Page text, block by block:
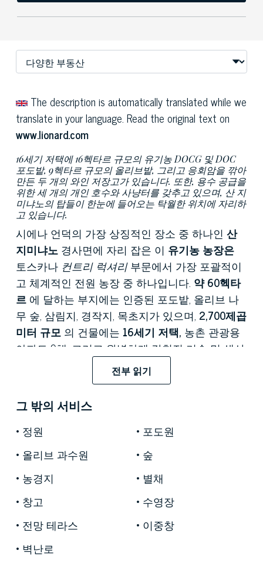
The description is automatically translated while we
translate in your language. Read the original text on
www.lionard.com
16세기 저택에 16헥타르 규모의 유기농 DOCG 및 DOC
포도밭, 9헥타르 규모의 올리브밭, 그리고 응회암을 깎아
만든 두 개의 와인 저장고가 있습니다. 또한, 용수 공급을
위한 세 개의 개인 호수와 사냥터를 갖추고 있으며, 산 지
미냐노의 탑들이 한눈에 들어오는 탁월한 위치에 자리하
고 있습니다.
시에나 언덕의 가장 상징적인 장소 중 하나인 산
지미냐노 경사면에 자리 잡은 이 유기농 농장은
토스카나 컨트리 럭셔리부문에서 가장 포괄적이
고 체계적인 전원 농장 중 하나입니다. 약 60헥타
르 에 달하는 부지에는 인증된 포도밭, 올리브 나
무 숲, 삼림지, 경작지, 목초지가 있으며, 2,700제곱
미터 규모 의 건물에는 16세기 저택, 농촌 관광용
아파트 9채, 그리고 완벽하게 갖춰진 기술 및 생산
시설이 있습니다. 해발 350미터의 고지대에 위치
중세 탑들이한눈에 들어오는 탁 트인 전망
과 비아 프란치제나 순례
는 점은 이 농장에 다른 곳에서는 찾아보기 힘든
특별한 가시성과 상징적 가치를 부여합니다.
이 숙소의 역사적인 중심은16세기 저택으로,
래의 모습을 그대로 보존하기 위해 완벽하게 복원
되었습니다. 테라코타 바닥, 나무 들보 천장, 벽난
로는 최고급 토스카나 시골 저택의 정취를 고스란
히 간직하고 있습니다. 저택 주변에는 총 약
리하고 있습니다. 보존 작업을 통해 조성된 이 아
전부 읽기
그 밖의 서비스
정원
포도원
올리브 과수원
숲
농경지
별채
창고
수영장
전망 테라스
이중창
벽난로